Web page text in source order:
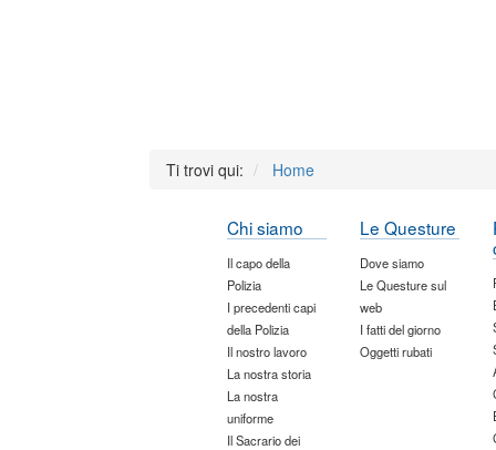
Ti trovi qui: Home
Chi siamo
Il capo della
Polizia
I precedenti capi
della Polizia
Il nostro lavoro
La nostra storia
La nostra
uniforme
Il Sacrario dei
Le Questure
Dove siamo
Le Questure sul
web
I fatti del giorno
Oggetti rubati